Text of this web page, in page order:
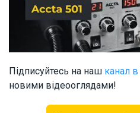
Підписуйтесь на наш канал в
новими відеооглядами!